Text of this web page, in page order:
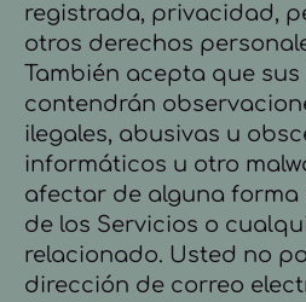
registrada, privacidad,
otros derechos
También acepta que
contendrán
ilegales, abusivas u
informáticos u otro
afectar de alguna
de los Servicios o
relacionado. Usted no
dirección de correo